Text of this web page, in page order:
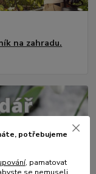
na zahradu.
potřebujeme
, pamatovat